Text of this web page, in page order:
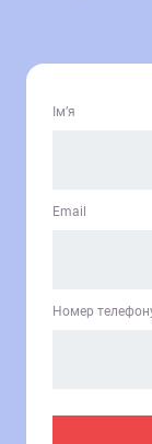
Ім’я
Email
Номер